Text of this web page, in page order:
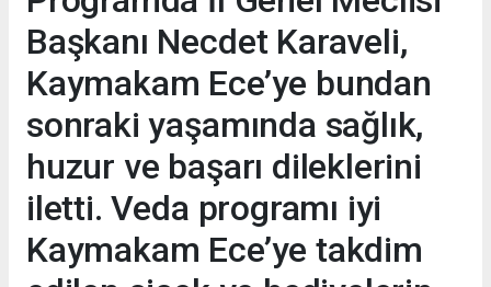
Başkanı Necdet Karaveli,
Kaymakam Ece’ye bundan
sonraki yaşamında sağlık,
huzur ve başarı dileklerini
iletti. Veda programı iyi
Kaymakam Ece’ye takdim